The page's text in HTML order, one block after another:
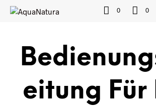
0 0
Eitung Für